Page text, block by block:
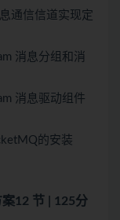
通信信道实现定
消息分组和消
消息驱动组件
的安装
案12 节 | 125分